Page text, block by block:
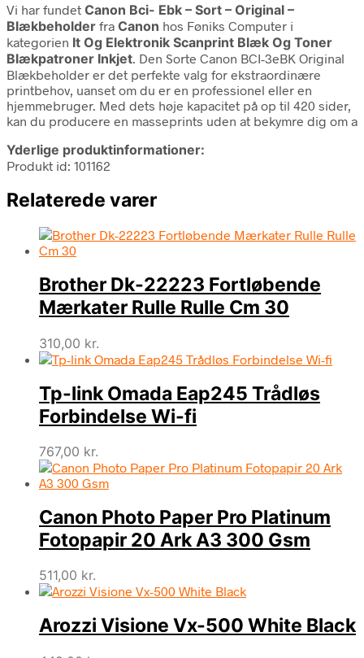
Vi har fundet Canon Bci- Ebk – Sort – Original –
Blækbeholder fra Canon hos Føniks Computer i
kategorien It Og Elektronik Scanprint Blæk Og Toner
Blækpatroner Inkjet. Den Sorte Canon BCI-3eBK Original
Blækbeholder er det perfekte valg for ekstraordinære
printbehov, uanset om du er en professionel eller en
hjemmebruger. Med dets høje kapacitet på op til 420 sider,
kan du producere en masseprints uden at bekymre dig om a
Yderlige produktinformationer:
Produkt id: 101162
Relaterede varer
Brother Dk-22223 Fortløbende
Mærkater Rulle Rulle Cm 30
310,00 kr.
Tp-link Omada Eap245 Trådløs
Forbindelse Wi-fi
767,00 kr.
Canon Photo Paper Pro Platinum
Fotopapir 20 Ark A3 300 Gsm
511,00 kr.
Arozzi Visione Vx-500 White Black